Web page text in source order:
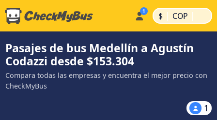
$ | COP |
Pasajes de bus Medellín a Agustín
Codazzi desde $153.304
Compara todas las empresas y encuentra el mejor precio con
CheckMyBus
1